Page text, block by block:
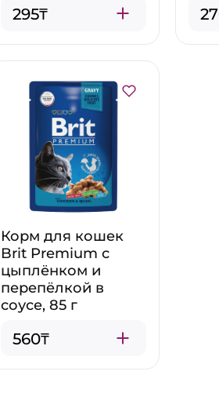
295₸
Корм для кошек
Brit Premium с
цыплёнком и
перепёлкой в
соусе, 85 г
560₸